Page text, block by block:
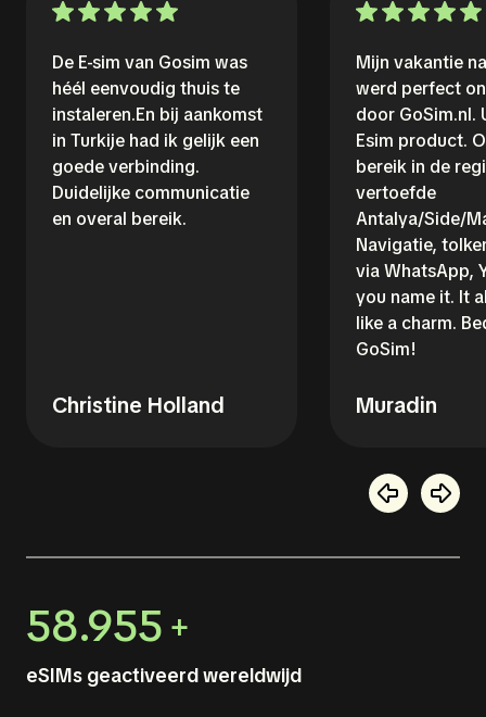
De E-sim van Gosim was
héél eenvoudig thuis te
instaleren.En bij aankomst
in Turkije had ik gelijk een
goede verbinding.
Duidelijke communicatie
en overal bereik.
Christine Holland
Mijn vakantie
werd perfect
door GoSim.nl.
Esim product.
bereik in de
vertoefde
Antalya/Side/
Navigatie,
via WhatsApp,
you name it. It
like a charm.
GoSim!
Muradin
58.955 +
eSIMs geactiveerd wereldwijd